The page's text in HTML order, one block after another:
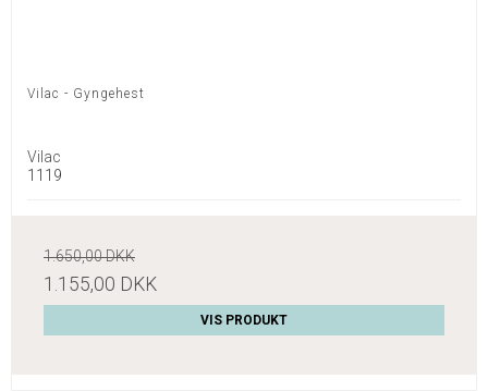
Vilac - Gyngehest
Vilac
1119
1.650,00 DKK
1.155,00 DKK
VIS PRODUKT